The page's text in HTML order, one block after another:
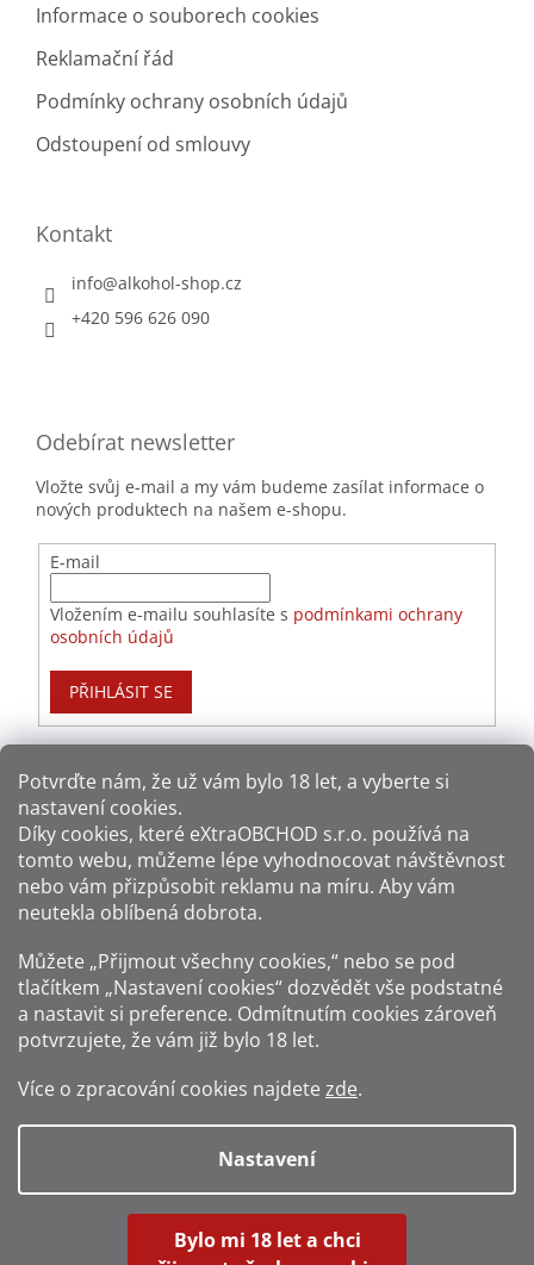
Potvrďte nám​​, že už vám bylo 18 let, a vyberte si
nastavení cookies.
Díky cookies, které eXtraOBCHOD s.r.o. používá na
tomto webu, můžeme lépe vyhodnocovat návštěvnost
nebo vám přizpůsobit reklamu na míru. Aby vám
neutekla oblíbená dobrota.
Můžete „Přijmout všechny cookies,“ nebo se pod
tlačítkem „Nastavení cookies“ dozvědět vše podstatné
a nastavit si preference. Odmítnutím cookies zároveň
potvrzujete, že vám již bylo 18 let.
Více o zpracování cookies najdete zde.
Nastavení
Bylo mi 18 let a chci
Informace o souborech cookies
Reklamační řád
Podmínky ochrany osobních údajů
Odstoupení od smlouvy
Kontakt
info@alkohol-shop.cz
+420 596 626 090
Odebírat newsletter
Vložte svůj e-mail a my vám budeme zasílat informace o
nových produktech na našem e-shopu.
E-mail
Vložením e-mailu souhlasíte s podmínkami ochrany
osobních údajů
PŘIHLÁSIT SE
Způsoby dopravy:
Zákaz prodeje alkoholu osobám mladším 18 let.
Vytvořil Shoptet